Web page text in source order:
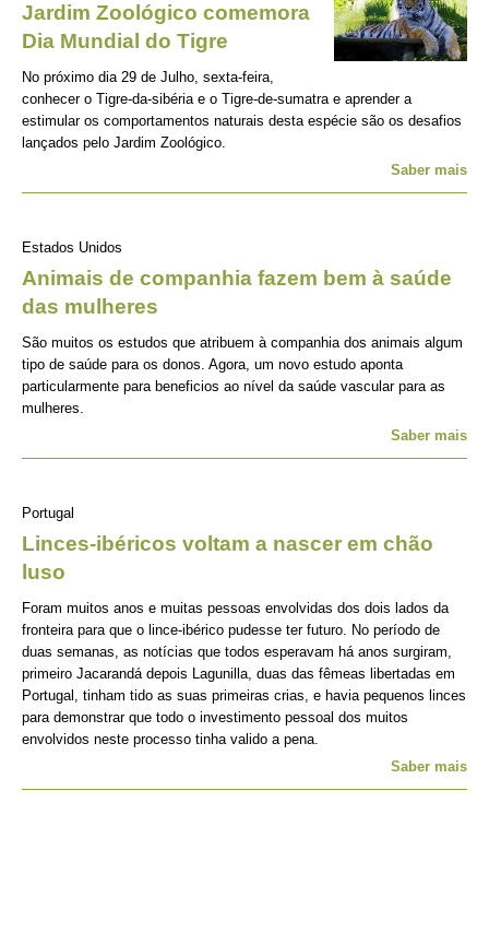
Jardim Zoológico comemora
Dia Mundial do Tigre
No próximo dia 29 de Julho, sexta-feira,
conhecer o Tigre-da-sibéria e o Tigre-de-sumatra e aprender a
estimular os comportamentos naturais desta espécie são os desafios
lançados pelo Jardim Zoológico.
Saber mais
Estados Unidos
Animais de companhia fazem bem à saúde
das mulheres
São muitos os estudos que atribuem à companhia dos animais algum
tipo de saúde para os donos. Agora, um novo estudo aponta
particularmente para beneficios ao nível da saúde vascular para as
mulheres.
Saber mais
Portugal
Linces-ibéricos voltam a nascer em chão
luso
Foram muitos anos e muitas pessoas envolvidas dos dois lados da
fronteira para que o lince-ibérico pudesse ter futuro. No período de
duas semanas, as notícias que todos esperavam há anos surgiram,
primeiro Jacarandá depois Lagunilla, duas das fêmeas libertadas em
Portugal, tinham tido as suas primeiras crias, e havia pequenos linces
para demonstrar que todo o investimento pessoal dos muitos
envolvidos neste processo tinha valido a pena.
Saber mais